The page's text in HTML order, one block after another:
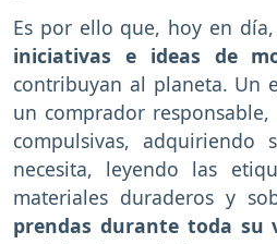
Es por ello que, hoy en
iniciativas e ideas de
contribuyan al planeta. Un
un comprador
compulsivas, adquiriendo
necesita, leyendo las
materiales duraderos y
prendas durante toda su